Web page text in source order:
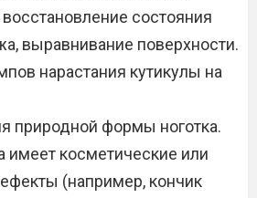
состояния
выравнивание поверхности.
нарастания кутикулы на
природной формы ноготка.
имеет косметические или
(например, кончик